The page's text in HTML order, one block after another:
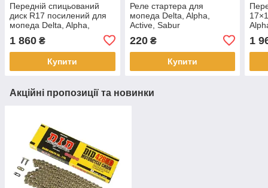
Передній спицьований
диск R17 посилений для
мопеда Delta, Alpha,
1 860 ₴
Купити
Реле стартера для
мопеда Delta, Alpha,
Active, Sabur
220₴
Купити
1
Акційні пропозиції та новинки